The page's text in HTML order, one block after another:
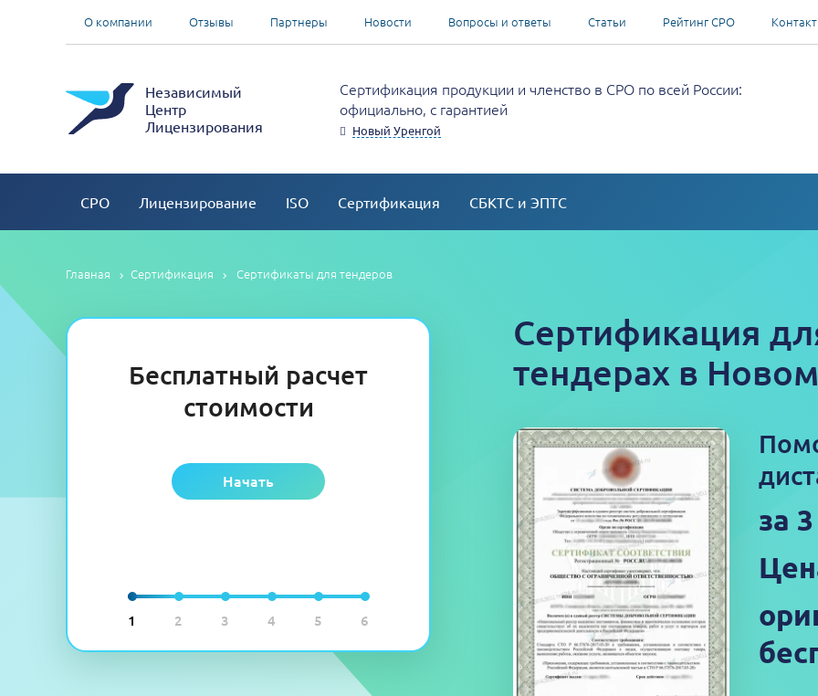
О компании Отзывы Партнеры Новости Вопросы и ответы Статьи Рейтинг СРО
Независимый
Центр
Лицензирования
Сертификация продукции и членство в СРО по всей России:
официально, с гарантией
Новый Уренгой
СРО Лицензирование ISO Сертификация СБКТС и ЭПТС
Главная Сертификация Сертификаты для тендеров
1 2 3 4 5 6
Бесплатный расчет
стоимости
Начать
Сертификация
тендерах в
за